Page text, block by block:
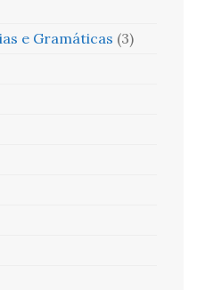
e Gramáticas (3)